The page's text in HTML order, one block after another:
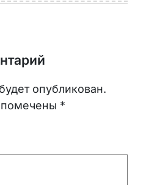
опубликован.
помечены *